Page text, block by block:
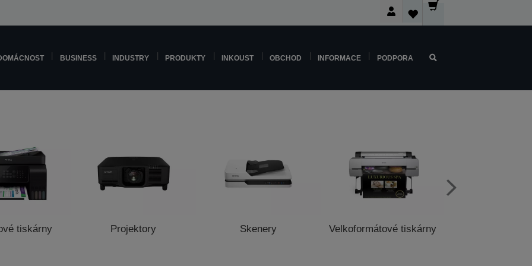
BUSINESS INDUSTRY PRODUKTY INKOUST OBCHOD INFORMACE PODPORA
tiskárny Projektory Skenery Velkoformátové tiskárny